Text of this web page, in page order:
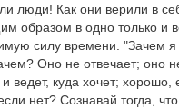
люди! Как они верили в
образом в одно только и
силу времени. "Зачем я
Оно не отвечает; оно
ведет, куда хочет; хорошо,
нет? Сознавай тогда,